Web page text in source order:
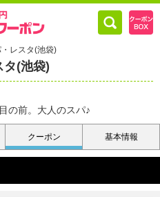
レスタ(池袋)
タ(池袋)
の前。大人のスパ♪
クーポン 基本情報